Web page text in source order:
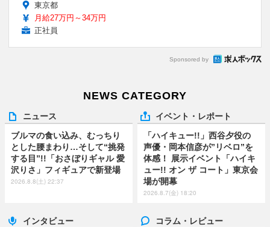
東京都
月給27万円～34万円
正社員
Sponsored by
NEWS CATEGORY
ニュース
ブルマの食い込み、むっちり
とした腰まわり…そして“挑発
する目”!!「おさぼりギャル 愛
沢りさ」フィギュアで新登場
2026.8.8(土) 22:37
イベント・レポート
「ハイキュー!!」西谷夕役の
声優・岡本信彦が”リベロ”を
体感！ 展示イベント「ハイキ
ュー!! オン ザ コート」東京会
場が開幕
2026.8.7(金) 18:20
インタビュー コラム・レビュー